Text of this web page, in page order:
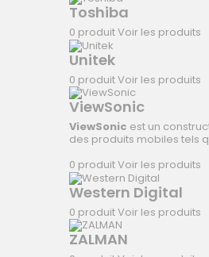
Toshiba
0 produitVoir les produits
Unitek
0 produitVoir les produits
ViewSonic
ViewSonic est un
des produits mobiles tels
0 produitVoir les produits
Western Digital
0 produitVoir les produits
ZALMAN